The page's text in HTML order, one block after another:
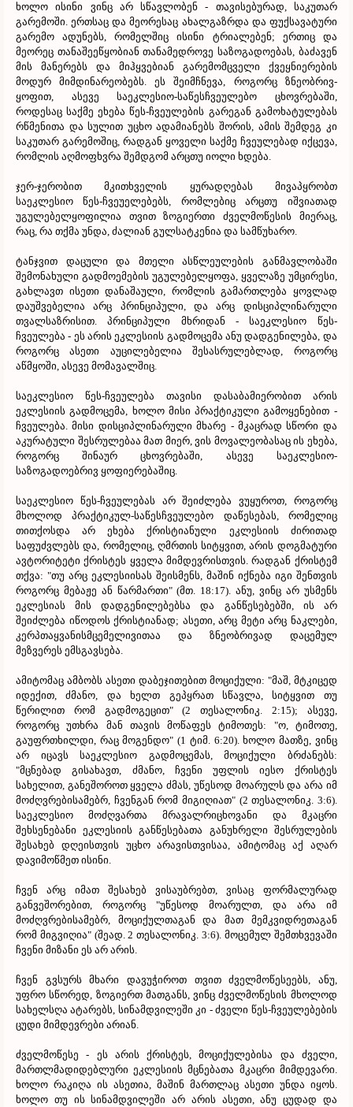
ხოლო ისინი ვინც არ სწავლობენ - თავისებურად, საკუთარ
გარემოში. ერთსაც და მეორესაც ახალგაზრდა და ფუქსავატური
გარემო ადუნებს, რომელშიც ისინი ტრიალებენ; ერთიც და
მეორეც თანაშეეწყობიან თანამედროვე საზოგადოებას, ბაძავენ
მის მანერებს და მიჰყვებიან გარემომცველი ქვეყნიერების
მოდურ მიმდინარეობებს. ეს შეიმჩნევა, როგორც ზნეობრივ-
ყოფით, ასევე საეკლესიო-საწესჩვეულებო ცხოვრებაში,
როდესაც საქმე ეხება წეს-ჩვეულების გარეგან გამოხატულებას
რწმენითა და სულით უცხო ადამიანებს შორის, ამის შემდეგ კი
საკუთარ გარემოშიც, რადგან ყოველი საქმე ჩვეულებად იქცევა,
რომლის აღმოფხვრა შემდგომ არცთუ იოლი ხდება.
ჯერ-ჯერობით მკითხველის ყურადღებას მივაპყრობთ
საეკლესიო წეს-ჩვეუელებებს, რომლებიც არცთუ იშვიათად
უგულებელყოფილია თვით ზოგიერთი ძველმოწესის მიერაც,
რაც, რა თქმა უნდა, ძალიან გულსატკენია და სამწუხარო.
ტანჯვით დაცული და მთელი ასწლეულების განმავლობაში
შემონახული გადმოემების უგულებელყოფა, ყველაზე უმცირესი,
გახლავთ ისეთი დანაშაული, რომლის გამართლება ყოვლად
დაუშვებელია არც პრინციპული, და არც დისციპლინარული
თვალსაზრისით. პრინციპული მხრიდან - საეკლესიო წეს-
ჩვეულება - ეს არის ეკლესიის გადმოცემა ანუ დადგენილება, და
როგორც ასეთი აუცილებელია შესასრულებლად, როგორც
აწმყოში, ასევე მომავალშიც.
საეკლესიო წეს-ჩვეულება თავისი დასაბამიერობით არის
ეკლესიის გადმოცემა, ხოლო მისი პრაქტიკული გამოყენებით -
ჩვეულება. მისი დისციპლინარული მხარე - მკაცრად სწორი და
აკურატული შესრულებაა მათ მიერ, ვის მოვალეობასაც ის ეხება,
როგორც შინაურ ცხოვრებაში, ასევე საეკლესიო-
საზოგადოებრივ ყოფიერებაშიც.
საეკლესიო წეს-ჩვეულებას არ შეიძლება ვუყუროთ, როგორც
მხოლოდ პრაქტიკულ-საწესჩვეულებო დაწესებას, რომელიც
თითქოსდა არ ეხება ქრისტიანული ეკლესიის ძირითად
საფუძვლებს და, რომელიც, ღმრთის სიტყვით, არის დოგმატური
ავტორიტეტი ქრისტეს ყველა მიმდევრისთვის. რადგან ქრისტემ
თქვა: "თუ არც ეკლესიისას შეისმენს, მაშინ იქნება იგი შენთვის
როგორც მებაჟე ან წარმართი" (მთ. 18:17). ანუ, ვინც არ უსმენს
ეკლესიას მის დადგენილებებსა და განწესებებში, ის არ
შეიძლება იწოდოს ქრისტიანად; ასეთი, არც მეტი არც ნაკლები,
კერპთაყვანისმცემელივითაა და ზნეობრივად დაცემულ
მეზვერეს ემსგავსება.
ამიტომაც ამბობს ასეთი დაბეჯითებით მოციქული: "მაშ, მტკიცედ
იდექით, ძმანო, და ხელთ გეპყრათ სწავლა, სიტყვით თუ
წერილით რომ გადმოგეცით" (2 თესალონიკ. 2:15); ასევე,
როგორც უთხრა მან თავის მოწაფეს ტიმოთეს: "ო, ტიმოთე,
გაუფრთხილდი, რაც მოგენდო" (1 ტიმ. 6:20). ხოლო მათზე, ვინც
არ იცავს საეკლესიო გადმოცემას, მოციქული ბრძანებს:
"მცნებად გისახავთ, ძმანო, ჩვენი უფლის იესო ქრისტეს
სახელით, განეშოროთ ყველა ძმას, უწესოდ მოარულს და არა იმ
მოძღვრებისამებრ, ჩვენგან რომ მიგიღიათ" (2 თესალონიკ. 3:6).
საეკლესიო მოძღვართა მრავალრიცხოვანი და მკაცრი
შეხსენებანი ეკლესიის განწესებათა განუხრელი შესრულების
შესახებ დღეისთვის უცხო არავისთვისაა, ამიტომაც აქ აღარ
დავიმოწმეთ ისინი.
ჩვენ არც იმათ შესახებ ვისაუბრებთ, ვისაც ფორმალურად
განვეშორებით, როგორც "უწესოდ მოარულთ, და არა იმ
მოძღვრებისამებრ, მოციქულთაგან და მათ მემკვიდრეთაგან
რომ მიგვიღია" (შეად. 2 თესალონიკ. 3:6). მოცემულ შემთხვევაში
ჩვენი მიზანი ეს არ არის.
ჩვენ გვსურს მხარი დავუჭიროთ თვით ძველმოწესეებს, ანუ,
უფრო სწორედ, ზოგიერთ მათგანს, ვინც ძველმოწესის მხოლოდ
სახელსღა ატარებს, სინამდვილეში კი - ძველი წეს-ჩვეულებების
ცუდი მიმდევრები არიან.
ძველმოწესე - ეს არის ქრისტეს, მოციქულებისა და ძველი,
მართლმადიდებლური ეკლესიის მცნებათა მკაცრი მიმდევარი.
ხოლო რაკიღა ის ასეთია, მაშინ მართლაც ასეთი უნდა იყოს.
ხოლო თუ ის სინამდვილეში არ არის ასეთი, ანუ ცუდად და